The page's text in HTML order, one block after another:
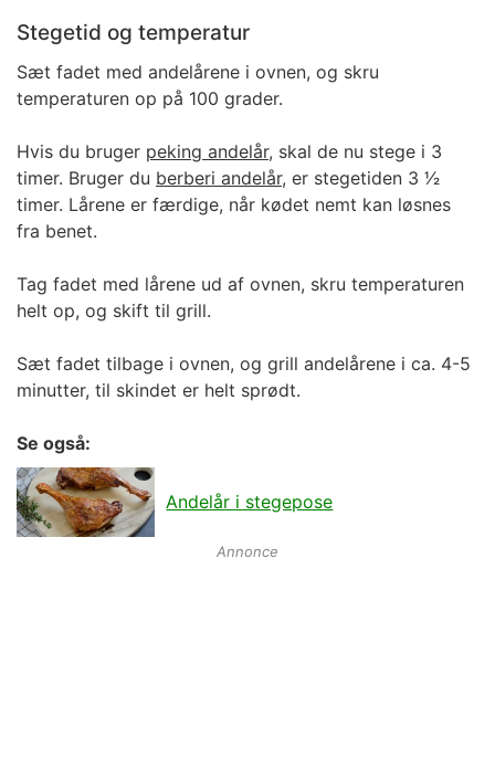
Stegetid og temperatur
Sæt fadet med andelårene i ovnen, og skru
temperaturen op på 100 grader.
Hvis du bruger peking andelår, skal de nu stege i 3
timer. Bruger du berberi andelår, er stegetiden 3 1⁄2
timer. Lårene er færdige, når kødet nemt kan løsnes
fra benet.
Tag fadet med lårene ud af ovnen, skru temperaturen
helt op, og skift til grill.
Sæt fadet tilbage i ovnen, og grill andelårene i ca. 4-5
minutter, til skindet er helt sprødt.
Se også:
Andelår i stegepose
Annonce